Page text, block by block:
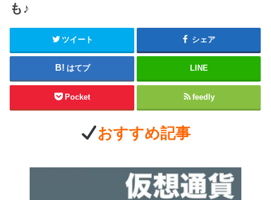
も♪
ツイート シェア
はてブ LINE
Pocket feedly
おすすめ記事